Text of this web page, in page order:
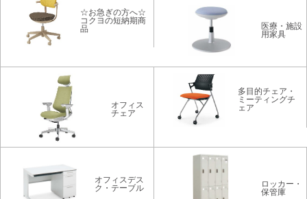
☆お急ぎの方へ☆
コクヨの短納期商
品
医療・施設
用家具
オフィス
チェア
多目的チェア・
ミーティングチ
ェア
オフィスデス
ク・テーブル
ロッカー・
保管庫